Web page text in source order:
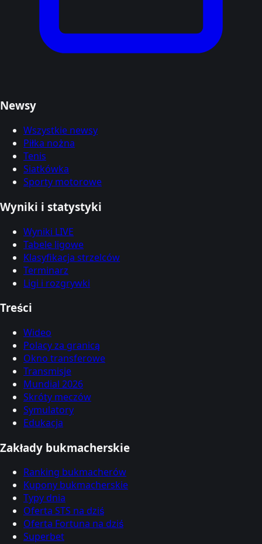
Newsy
Wszystkie newsy
Piłka nożna
Tenis
Siatkówka
Sporty motorowe
Wyniki i statystyki
Wyniki LIVE
Tabele ligowe
Klasyfikacja strzelców
Terminarz
Ligi i rozgrywki
Treści
Wideo
Polacy za granicą
Okno transferowe
Transmisje
Mundial 2026
Skróty meczów
Symulatory
Edukacja
Zakłady bukmacherskie
Ranking bukmacherów
Kupony bukmacherskie
Typy dnia
Oferta STS na dziś
Oferta Fortuna na dziś
Superbet